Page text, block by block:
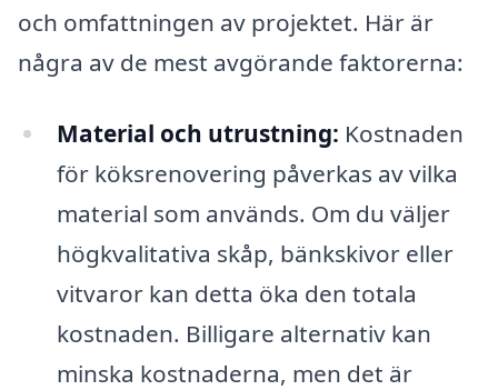
och omfattningen av projektet. Här är
några av de mest avgörande faktorerna:
Material och utrustning: Kostnaden
för köksrenovering påverkas av vilka
material som används. Om du väljer
högkvalitativa skåp, bänkskivor eller
vitvaror kan detta öka den totala
kostnaden. Billigare alternativ kan
minska kostnaderna, men det är